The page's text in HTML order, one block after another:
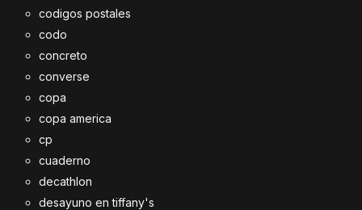
codigos postales
codo
concreto
converse
copa
copa america
cp
cuaderno
decathlon
desayuno en tiffany's